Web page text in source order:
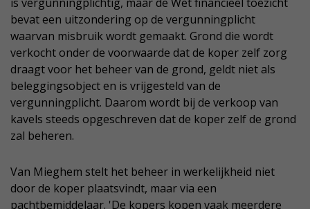
is vergunningplichtig, maar de Wet financieel toezicht
bevat een uitzondering op de vergunningplicht
waarvan misbruik wordt gemaakt. Grond die wordt
verkocht onder de voorwaarde dat de koper zelf zorg
draagt voor het beheer van de grond, geldt niet als
beleggingsobject en is vrijgesteld van de
vergunningplicht. Daarom wordt bij de verkoop van
kavels steeds opgeschreven dat de koper zelf de grond
zal beheren.
Van Mieghem stelt het beheer in werkelijkheid niet
door de koper plaatsvindt, maar via een
pachtbemiddelaar. 'De kopers kopen vaak meerdere